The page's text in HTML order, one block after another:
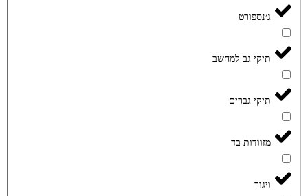
ג׳נספורט
תיקי גב למחשב
תיקי גברים
מזוודות בד
ויגור